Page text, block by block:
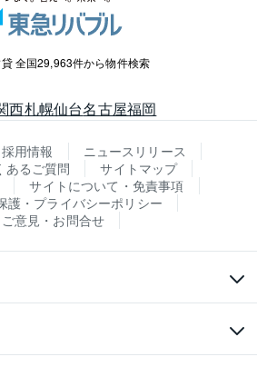
全国29,963件から物件検索
西札幌仙台名古屋福岡
採用情報
ニュースリリース
あるご質問
サイトマップ
サイトについて・免責事項
護・プライバシーポリシー
ご意見・お問合せ